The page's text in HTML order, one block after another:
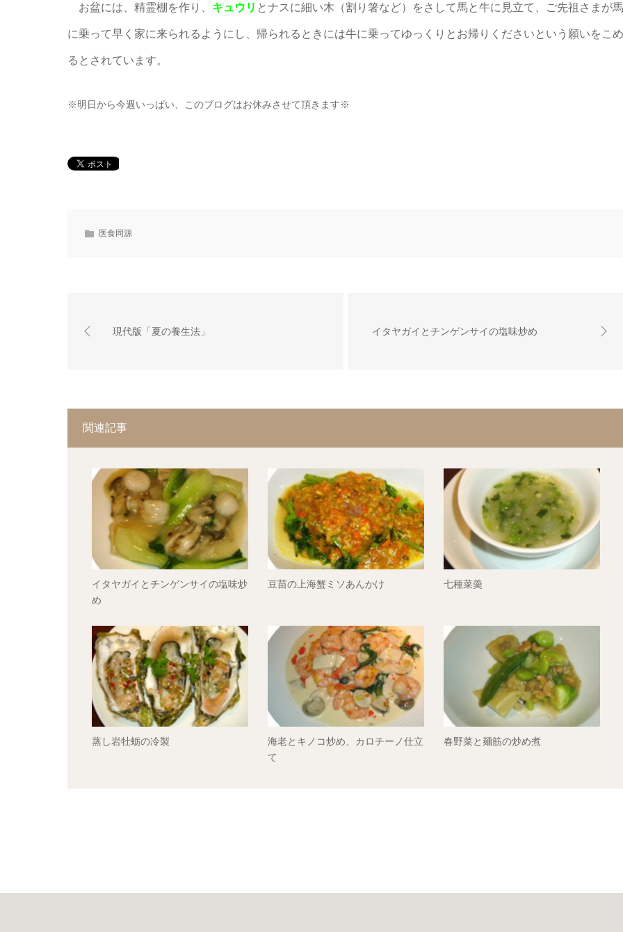
お盆には、精霊棚を作り、 キュウリ とナスに細い木（割り箸など）をさして馬と牛に見立て、ご先祖さまが馬
に乗って早く家に来られるようにし、帰られるときには牛に乗ってゆっくりとお帰りくださいという願いをこめ
るとされています。
※明日から今週いっぱい、このブログはお休みさせて頂きます※
医食同源
現代版「夏の養生法」 イタヤガイとチンゲンサイの塩味炒め
関連記事
イタヤガイとチンゲンサイの塩味炒
め
豆苗の上海蟹ミソあんかけ 七種菜羮
蒸し岩牡蛎の冷製
海老とキノコ炒め、カロチーノ仕立
て
春野菜と麺筋の炒め煮